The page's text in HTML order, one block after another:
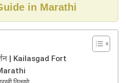
in Marathi
| Kailasgad Fort